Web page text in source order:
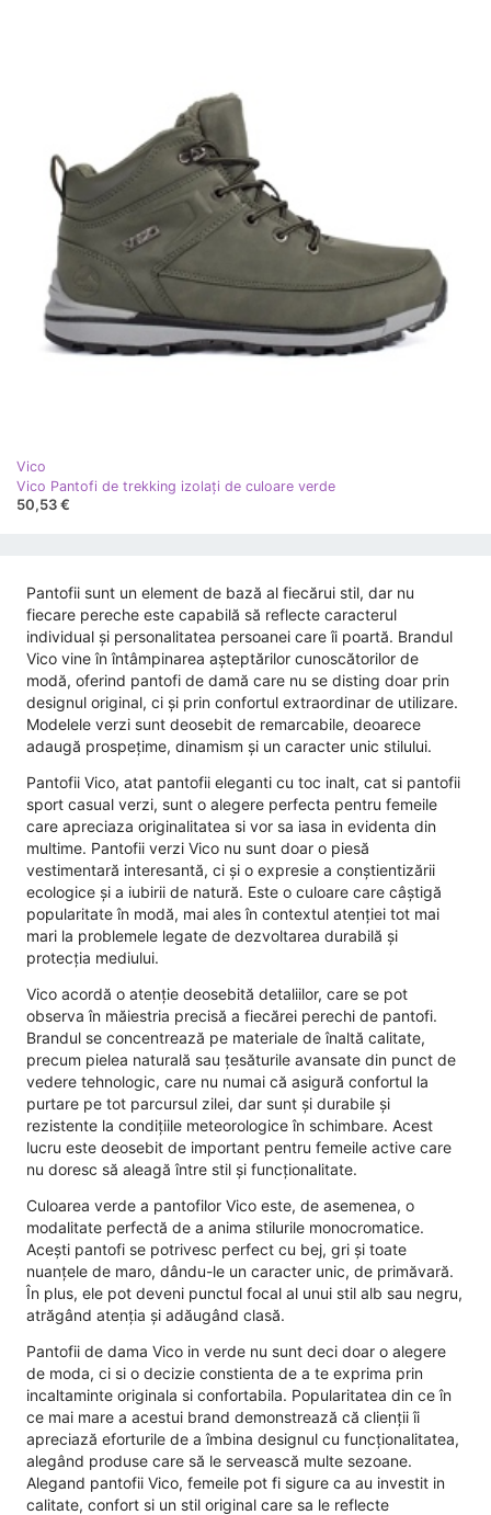
Vico
Vico Pantofi de trekking izolați de culoare verde
50,53 €
Pantofii sunt un element de bază al fiecărui stil, dar nu
fiecare pereche este capabilă să reflecte caracterul
individual și personalitatea persoanei care îi poartă. Brandul
Vico vine în întâmpinarea așteptărilor cunoscătorilor de
modă, oferind pantofi de damă care nu se disting doar prin
designul original, ci și prin confortul extraordinar de utilizare.
Modelele verzi sunt deosebit de remarcabile, deoarece
adaugă prospețime, dinamism și un caracter unic stilului.
Pantofii Vico, atat pantofii eleganti cu toc inalt, cat si pantofii
sport casual verzi, sunt o alegere perfecta pentru femeile
care apreciaza originalitatea si vor sa iasa in evidenta din
multime. Pantofii verzi Vico nu sunt doar o piesă
vestimentară interesantă, ci și o expresie a conștientizării
ecologice și a iubirii de natură. Este o culoare care câștigă
popularitate în modă, mai ales în contextul atenției tot mai
mari la problemele legate de dezvoltarea durabilă și
protecția mediului.
Vico acordă o atenție deosebită detaliilor, care se pot
observa în măiestria precisă a fiecărei perechi de pantofi.
Brandul se concentrează pe materiale de înaltă calitate,
precum pielea naturală sau țesăturile avansate din punct de
vedere tehnologic, care nu numai că asigură confortul la
purtare pe tot parcursul zilei, dar sunt și durabile și
rezistente la condițiile meteorologice în schimbare. Acest
lucru este deosebit de important pentru femeile active care
nu doresc să aleagă între stil și funcționalitate.
Culoarea verde a pantofilor Vico este, de asemenea, o
modalitate perfectă de a anima stilurile monocromatice.
Acești pantofi se potrivesc perfect cu bej, gri și toate
nuanțele de maro, dându-le un caracter unic, de primăvară.
În plus, ele pot deveni punctul focal al unui stil alb sau negru,
atrăgând atenția și adăugând clasă.
Pantofii de dama Vico in verde nu sunt deci doar o alegere
de moda, ci si o decizie constienta de a te exprima prin
incaltaminte originala si confortabila. Popularitatea din ce în
ce mai mare a acestui brand demonstrează că clienții îi
apreciază eforturile de a îmbina designul cu funcționalitatea,
alegând produse care să le servească multe sezoane.
Alegand pantofii Vico, femeile pot fi sigure ca au investit in
calitate, confort si un stil original care sa le reflecte